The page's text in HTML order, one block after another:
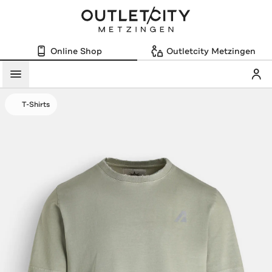
Online Shop Outletcity Metzingen
Menü
T-Shirts